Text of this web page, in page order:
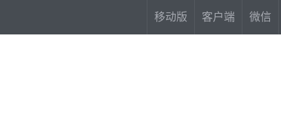
移动版 客户端 微信